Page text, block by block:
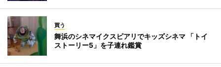
買う
舞浜のシネマイクスピアリでキッズシネマ 「トイ
ストーリー5」を子連れ鑑賞